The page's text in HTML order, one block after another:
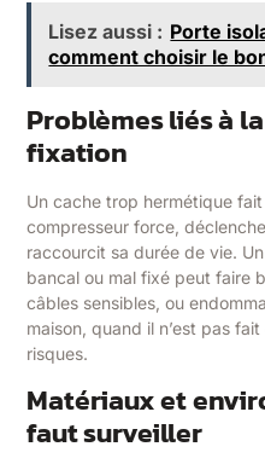
Lisez aussi : Porte
comment choisir le
Problèmes liés à
fixation
Un cache trop hermétique
compresseur force,
raccourcit sa durée de vie.
bancal ou mal fixé peut faire
câbles sensibles, ou
maison, quand il n’est pas
risques.
Matériaux et
faut surveiller